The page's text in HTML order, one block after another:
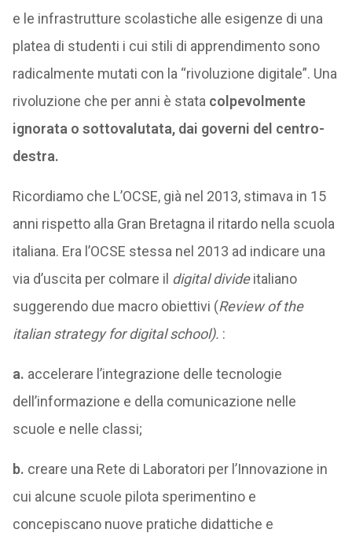
e le infrastrutture scolastiche alle esigenze di una
platea di studenti i cui stili di apprendimento sono
radicalmente mutati con la “rivoluzione digitale”. Una
rivoluzione che per anni è stata colpevolmente
ignorata o sottovalutata, dai governi del centro-
destra.
Ricordiamo che L’OCSE, già nel 2013, stimava in 15
anni rispetto alla Gran Bretagna il ritardo nella scuola
italiana. Era l’OCSE stessa nel 2013 ad indicare una
via d’uscita per colmare il digital divideitaliano
suggerendo due macro obiettivi (Review of the
italian strategy for digital school). :
a. accelerare l’integrazione delle tecnologie
dell’informazione e della comunicazione nelle
scuole e nelle classi;
b. creare una Rete di Laboratori per l’Innovazione in
cui alcune scuole pilota sperimentino e
concepiscano nuove pratiche didattiche e